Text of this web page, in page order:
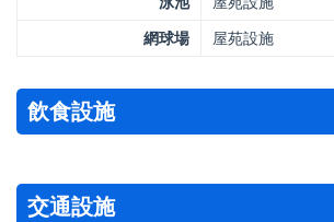
網球場
屋苑設施
飲食設施
交通設施